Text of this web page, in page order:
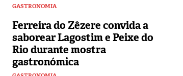
GASTRONOMIA
Ferreira do Zêzere convida a
saborear Lagostim e Peixe do
Rio durante mostra
gastronómica